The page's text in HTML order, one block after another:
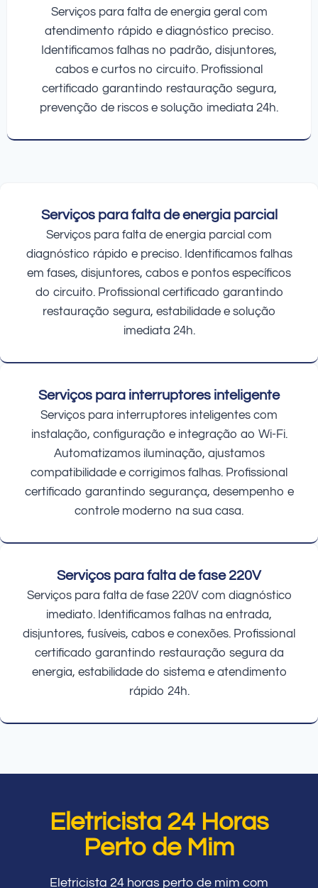
Serviços para falta de energia geral com
atendimento rápido e diagnóstico preciso.
Identificamos falhas no padrão, disjuntores,
cabos e curtos no circuito. Profissional
certificado garantindo restauração segura,
prevenção de riscos e solução imediata 24h.
Serviços para falta de energia parcial
Serviços para falta de energia parcial com
diagnóstico rápido e preciso. Identificamos falhas
em fases, disjuntores, cabos e pontos específicos
do circuito. Profissional certificado garantindo
restauração segura, estabilidade e solução
imediata 24h.
Serviços para interruptores inteligente
Serviços para interruptores inteligentes com
instalação, configuração e integração ao Wi-Fi.
Automatizamos iluminação, ajustamos
compatibilidade e corrigimos falhas. Profissional
certificado garantindo segurança, desempenho e
controle moderno na sua casa.
Serviços para falta de fase 220V
Serviços para falta de fase 220V com diagnóstico
imediato. Identificamos falhas na entrada,
disjuntores, fusíveis, cabos e conexões. Profissional
certificado garantindo restauração segura da
energia, estabilidade do sistema e atendimento
rápido 24h.
Eletricista 24 Horas
Perto de Mim
Eletricista 24 horas perto de mim com